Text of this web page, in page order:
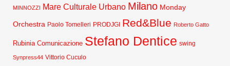
MINNOZZI Mare Culturale Urbano Milano Monday
Orchestra Paolo Tomelleri PRODJGI Red&Blue Roberto Gatto
Rubinia Comunicazione Stefano Dentice swing
Synpress44 Vittorio Cuculo